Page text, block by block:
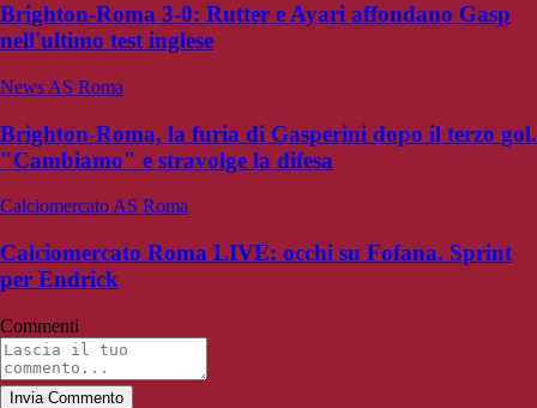
Brighton-Roma 3-0: Rutter e Ayari affondano Gasp
nell'ultimo test inglese
News AS Roma
Brighton-Roma, la furia di Gasperini dopo il terzo gol.
"Cambiamo" e stravolge la difesa
Calciomercato AS Roma
Calciomercato Roma LIVE: occhi su Fofana. Sprint
per Endrick
Commenti
Invia Commento